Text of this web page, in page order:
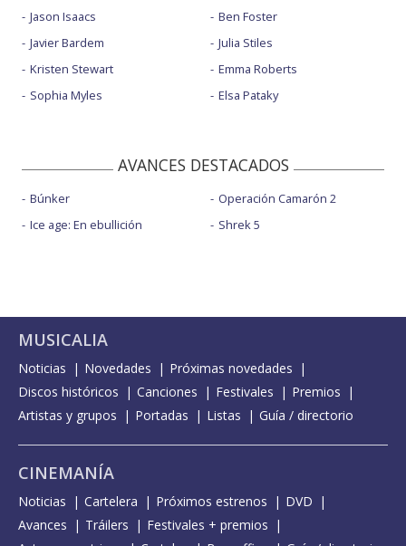
Jason Isaacs
Javier Bardem
Kristen Stewart
Sophia Myles
Ben Foster
Julia Stiles
Emma Roberts
Elsa Pataky
AVANCES DESTACADOS
Búnker
Ice age: En ebullición
Operación Camarón 2
Shrek 5
MUSICALIA
Noticias Novedades
Próximas novedades
Discos históricos
Canciones Festivales
Premios
Artistas y grupos
Portadas Listas Guía / directorio
CINEMANÍA
Noticias Cartelera Próximos estrenos
DVD
Avances
Tráilers
Festivales + premios